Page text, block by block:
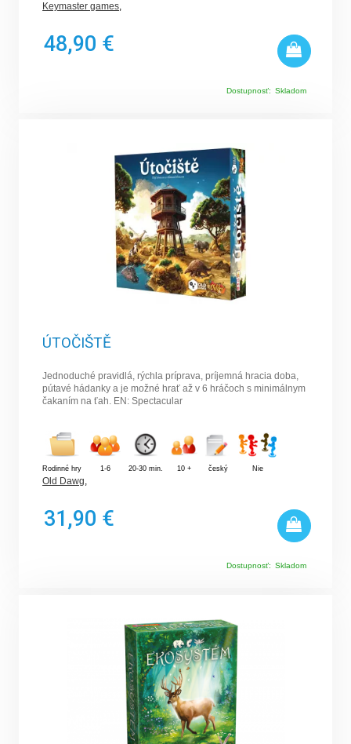
Keymaster games,
48,90 €
Dostupnosť: Skladom
ÚTOČIŠTĚ
Jednoduché pravidlá, rýchla príprava, príjemná hracia doba,
pútavé hádanky a je možné hrať až v 6 hráčoch s minimálnym
čakaním na ťah. EN: Spectacular
Rodinné hry 1-6 20-30 min. 10 + český Nie
Old Dawg,
31,90 €
Dostupnosť: Skladom